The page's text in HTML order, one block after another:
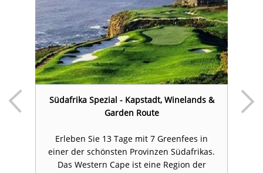
Südafrika Spezial - Kapstadt, Winelands &
Garden Route
Erleben Sie 13 Tage mit 7 Greenfees in
einer der schönsten Provinzen Südafrikas.
Das Western Cape ist eine Region der